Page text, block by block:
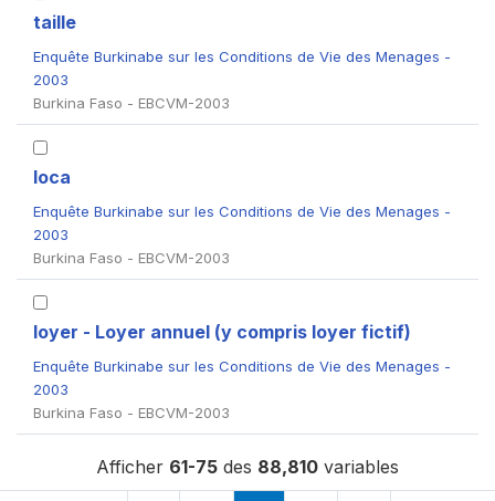
taille
Enquête Burkinabe sur les Conditions de Vie des Menages -
2003
Burkina Faso - EBCVM-2003
loca
Enquête Burkinabe sur les Conditions de Vie des Menages -
2003
Burkina Faso - EBCVM-2003
loyer - Loyer annuel (y compris loyer fictif)
Enquête Burkinabe sur les Conditions de Vie des Menages -
2003
Burkina Faso - EBCVM-2003
Afficher 61-75 des 88,810 variables